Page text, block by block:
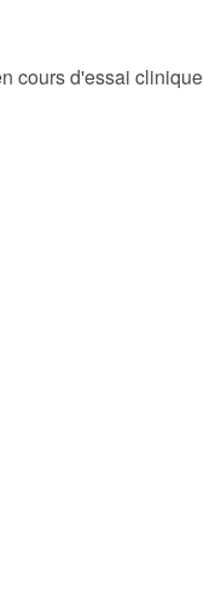
cours d'essai clinique